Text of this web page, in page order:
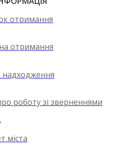
отримання
отримання
надходження
роботу зі зверненнями
міста